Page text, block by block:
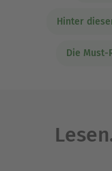
Hinter
Die